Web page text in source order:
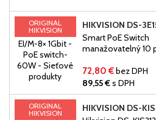
farieb - nonstop.
ORIGINAL
HIKVISION
Smart PoE Switch
manažovatelný 10
a 8 PoE + 2x uplink
spolu 60W, všetko je
založené na Fast
architektúre siete
podporuje
72,80 €bez DPH
89,55 €s DPH
ORIGINAL
HIKVISION